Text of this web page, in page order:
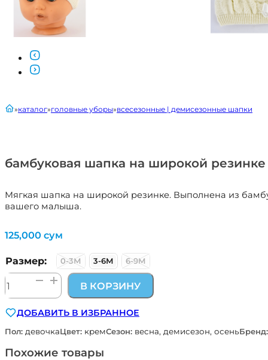
бамбуковая шапка на широкой резинке
Мягкая шапка на широкой резинке. Выполнена из
вашего малыша.
главнаякаталог головные уборы всесезонные | демисезонные шапки
125,000 сум
Размер: 0-3М 3-6М 6-9М
Количество
товара
шапка
на
широкой
резинке
В КОРЗИНУ
ДОБАВИТЬ В ИЗБРАННОЕ
Пол: девочкаЦвет: кремСезон: весна, демисезон, осень
Похожие товары